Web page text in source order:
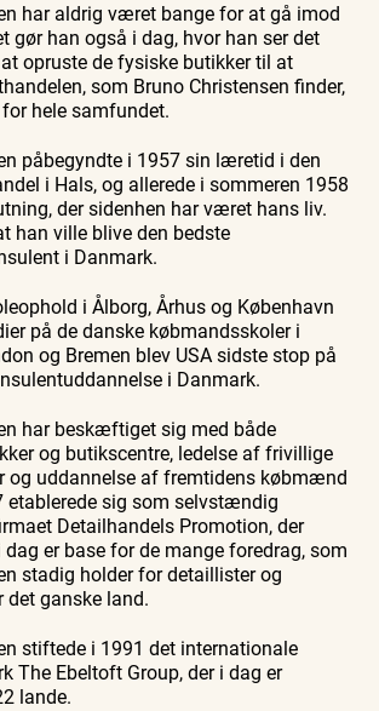
har aldrig været bange for at gå imod
gør han også i dag, hvor han ser det
opruste de fysiske butikker til at
som Bruno Christensen finder,
hele samfundet.
påbegyndte i 1957 sin læretid i den
i Hals, og allerede i sommeren 1958
der sidenhen har været hans liv.
han ville blive den bedste
i Danmark.
i Ålborg, Århus og København
på de danske købmandsskoler i
og Bremen blev USA sidste stop på
i Danmark.
har beskæftiget sig med både
og butikscentre, ledelse af frivillige
og uddannelse af fremtidens købmænd
etablerede sig som selvstændig
Detailhandels Promotion, der
er base for de mange foredrag, som
stadig holder for detaillister og
det ganske land.
stiftede i 1991 det internationale
The Ebeltoft Group, der i dag er
lande.